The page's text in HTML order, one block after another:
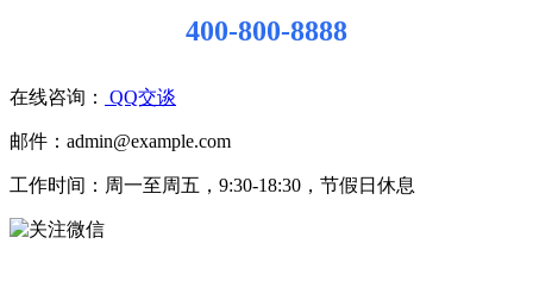
400-800-8888
在线咨询： QQ交谈
邮件：admin@example.com
工作时间：周一至周五，9:30-18:30，节假日休息